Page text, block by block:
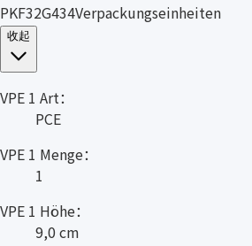
PKF32G434Verpackungseinheiten
收起
VPE 1 Art：
PCE
VPE 1 Menge：
1
VPE 1 Höhe：
9,0 cm